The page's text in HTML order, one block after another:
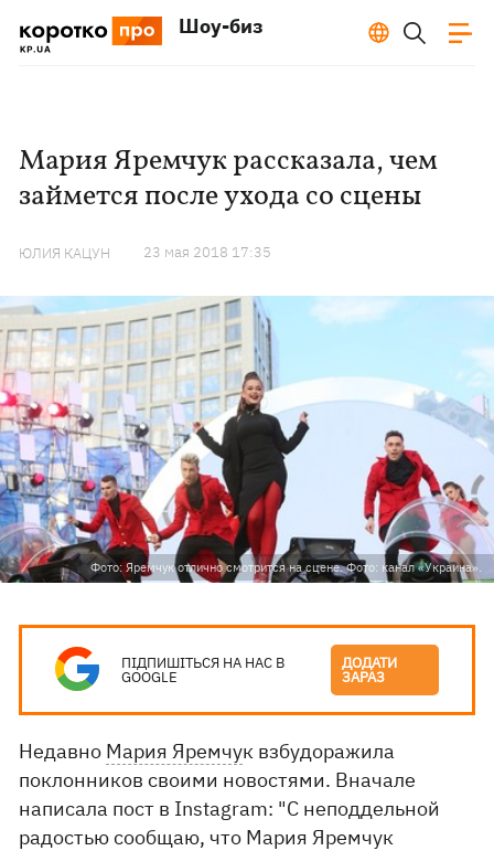
Шоу-биз
Мария Яремчук рассказала, чем
займется после ухода со сцены
ЮЛИЯ КАЦУН 23 мая 2018 17:35
Фото: Яремчук отлично смотрится на сцене. Фото: канал «Украина».
ПІДПИШІТЬСЯ НА НАС В
GOOGLE
ДОДАТИ
ЗАРАЗ
Недавно Мария Яремчук взбудоражила
поклонников своими новостями. Вначале
написала пост в Instagram: "С неподдельной
радостью сообщаю, что Мария Яремчук